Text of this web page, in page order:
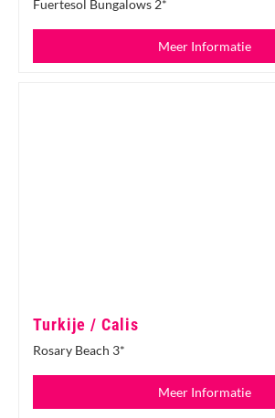
Fuertesol Bungalows 2*
Meer Informatie
Turkije / Calis
Rosary Beach 3*
Meer Informatie